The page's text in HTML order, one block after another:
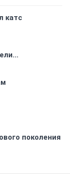
катс
поколения